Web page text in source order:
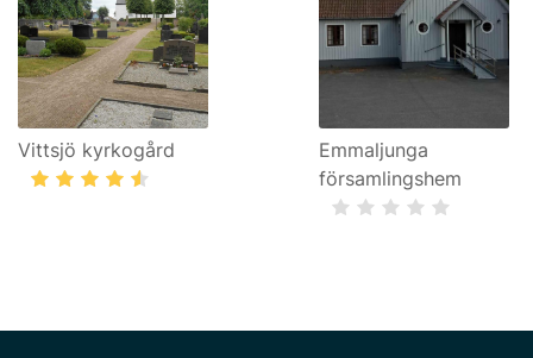
Vittsjö kyrkogård
Emmaljunga
församlingshem